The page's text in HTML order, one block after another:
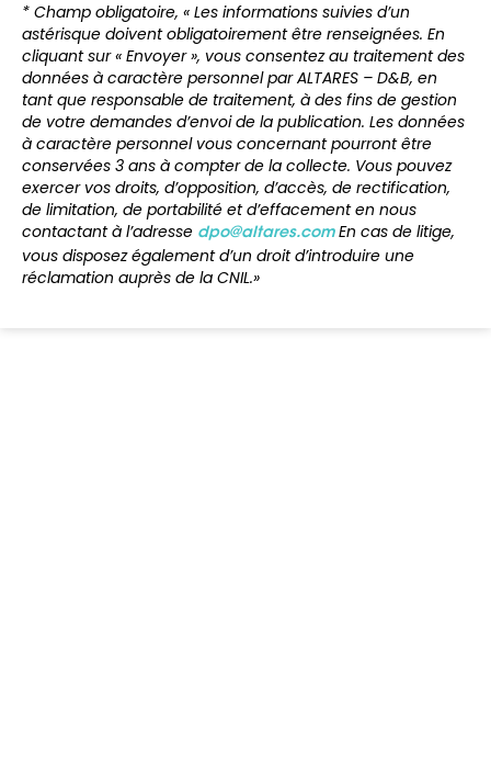
* Champ obligatoire, « Les informations suivies d’un
astérisque doivent obligatoirement être renseignées. En
cliquant sur « Envoyer », vous consentez au traitement des
données à caractère personnel par ALTARES – D&B, en
tant que responsable de traitement, à des fins de gestion
de votre demandes d’envoi de la publication. Les données
à caractère personnel vous concernant pourront être
conservées 3 ans à compter de la collecte. Vous pouvez
exercer vos droits, d’opposition, d’accès, de rectification,
de limitation, de portabilité et d’effacement en nous
contactant à l’adresse dpo@altares.comEn cas de litige,
vous disposez également d’un droit d’introduire une
réclamation auprès de la CNIL.»